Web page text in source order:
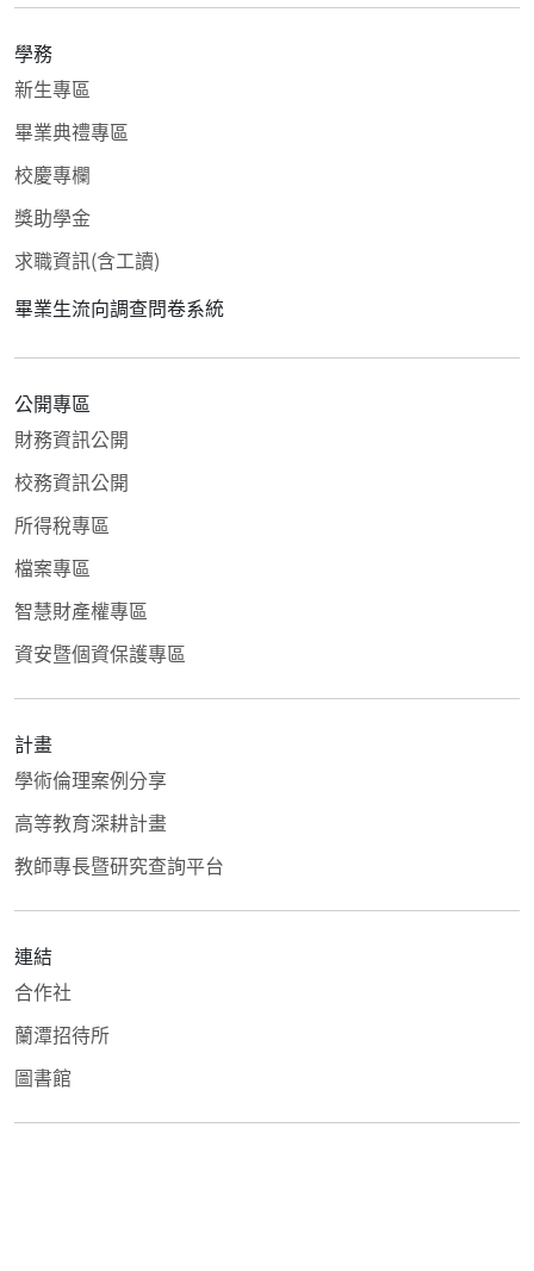
學務
新生專區
畢業典禮專區
校慶專欄
獎助學金
求職資訊(含工讀)
畢業生流向調查問卷系統
公開專區
財務資訊公開
校務資訊公開
所得稅專區
檔案專區
智慧財產權專區
資安暨個資保護專區
計畫
學術倫理案例分享
高等教育深耕計畫
教師專長暨研究查詢平台
連結
合作社
蘭潭招待所
圖書館